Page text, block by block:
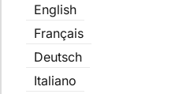
English
Français
Deutsch
Italiano